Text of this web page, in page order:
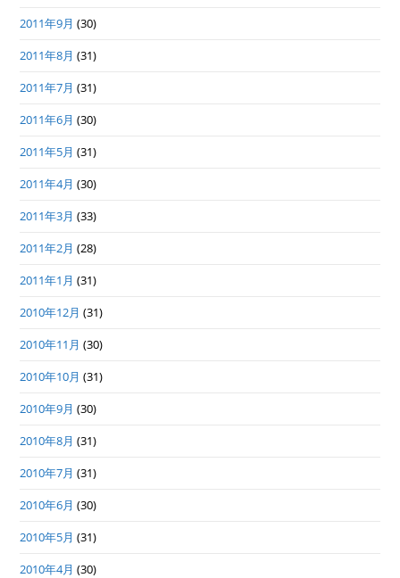
2011年9月 (30)
2011年8月 (31)
2011年7月 (31)
2011年6月 (30)
2011年5月 (31)
2011年4月 (30)
2011年3月 (33)
2011年2月 (28)
2011年1月 (31)
2010年12月 (31)
2010年11月 (30)
2010年10月 (31)
2010年9月 (30)
2010年8月 (31)
2010年7月 (31)
2010年6月 (30)
2010年5月 (31)
2010年4月 (30)